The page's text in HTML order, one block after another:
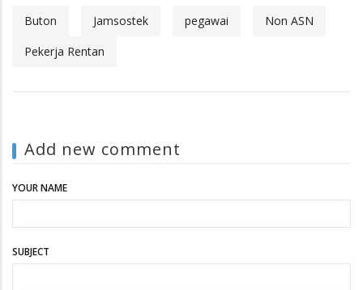
Buton Jamsostek pegawai
Non ASN
Pekerja Rentan
Add new comment
YOUR NAME
SUBJECT